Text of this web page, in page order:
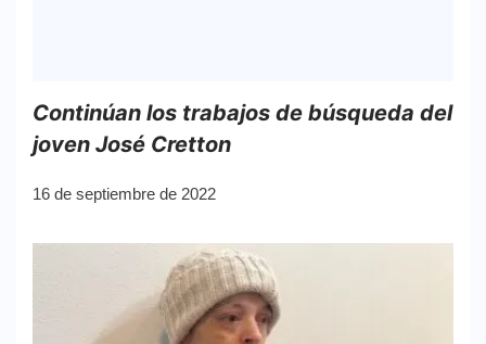
Continúan los trabajos de búsqueda del
joven José Cretton
16 de septiembre de 2022